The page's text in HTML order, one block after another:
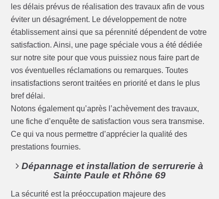
les délais prévus de réalisation des travaux afin de vous
éviter un désagrément. Le développement de notre
établissement ainsi que sa pérennité dépendent de votre
satisfaction. Ainsi, une page spéciale vous a été dédiée
sur notre site pour que vous puissiez nous faire part de
vos éventuelles réclamations ou remarques. Toutes
insatisfactions seront traitées en priorité et dans le plus
bref délai.
Notons également qu’après l’achèvement des travaux,
une fiche d’enquête de satisfaction vous sera transmise.
Ce qui va nous permettre d’apprécier la qualité des
prestations fournies.
Dépannage et installation de serrurerie à
Sainte Paule et Rhône 69
La sécurité est la préoccupation majeure des